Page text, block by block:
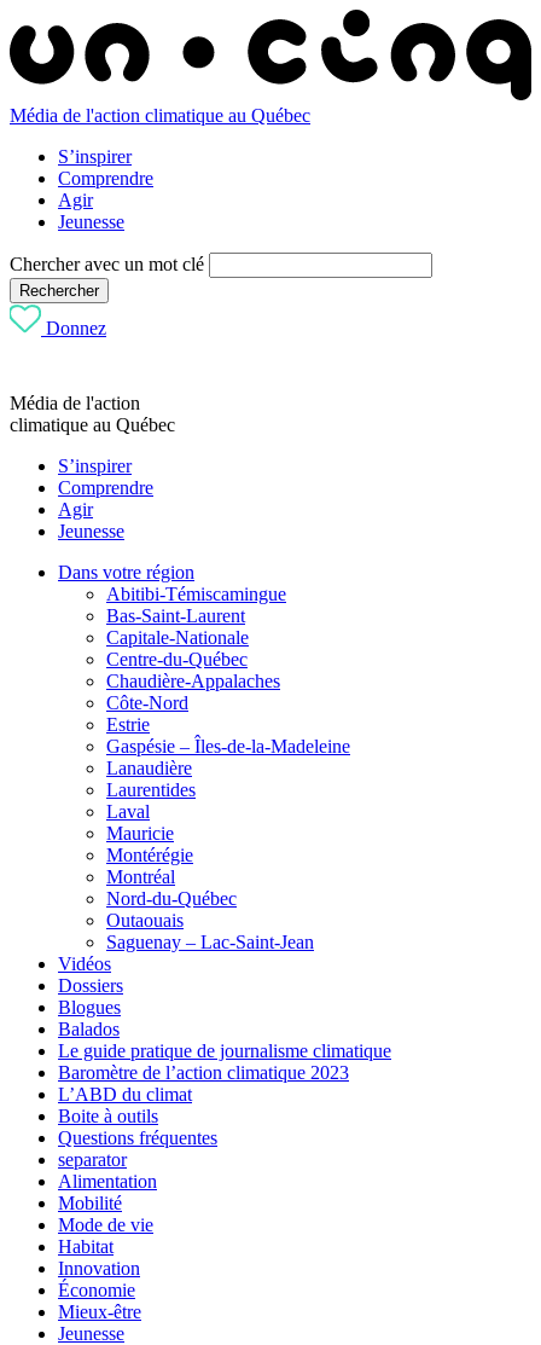
Média de l'action climatique au Québec
S’inspirer
Comprendre
Agir
Jeunesse
Chercher avec un mot clé
Rechercher
Donnez
Média de l'action
climatique au Québec
S’inspirer
Comprendre
Agir
Jeunesse
Dans votre région
Abitibi-Témiscamingue
Bas-Saint-Laurent
Capitale-Nationale
Centre-du-Québec
Chaudière-Appalaches
Côte-Nord
Estrie
Gaspésie – Îles-de-la-Madeleine
Lanaudière
Laurentides
Laval
Mauricie
Montérégie
Montréal
Nord-du-Québec
Outaouais
Saguenay – Lac-Saint-Jean
Vidéos
Dossiers
Blogues
Balados
Le guide pratique de journalisme climatique
Baromètre de l’action climatique 2023
L’ABD du climat
Boite à outils
Questions fréquentes
separator
Alimentation
Mobilité
Mode de vie
Habitat
Innovation
Économie
Mieux-être
Jeunesse